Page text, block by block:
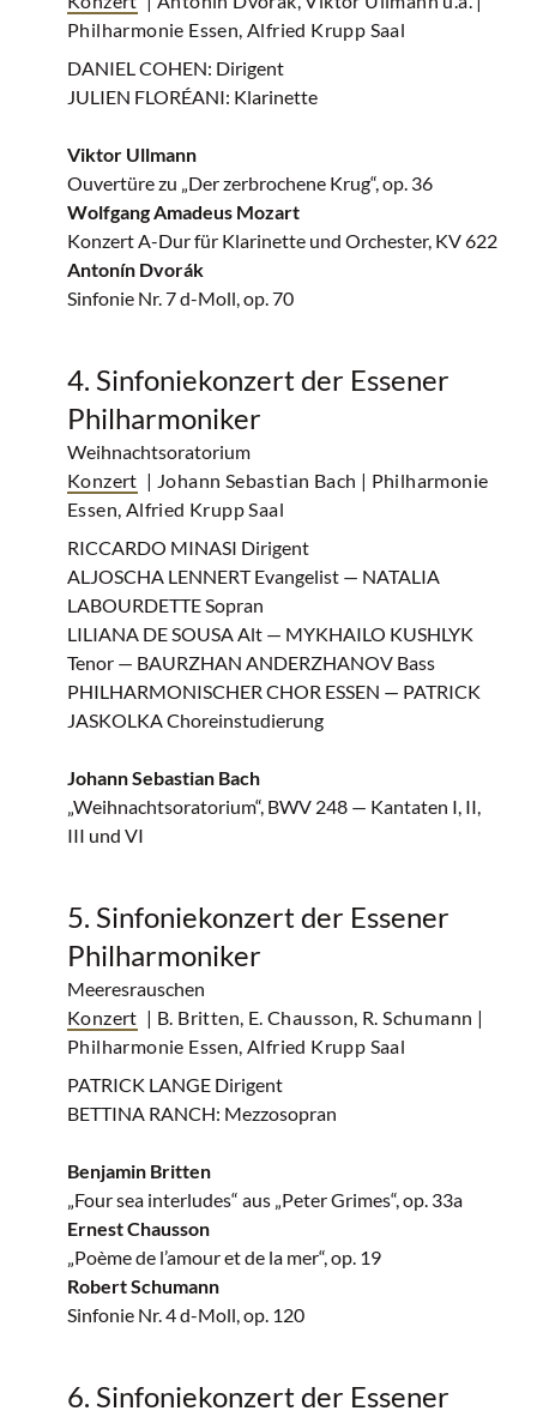
Philharmonie Essen, Alfried Krupp Saal
DANIEL COHEN: Dirigent
JULIEN FLORÉANI: Klarinette
Viktor Ullmann
Ouvertüre zu „Der zerbrochene Krug“, op. 36
Wolfgang Amadeus Mozart
Konzert A-Dur für Klarinette und Orchester, KV 622
Antonín Dvorák
Sinfonie Nr. 7 d-Moll, op. 70
4. Sinfoniekonzert der Essener
Philharmoniker
Weihnachtsoratorium
Konzert | Johann Sebastian Bach | Philharmonie
Essen, Alfried Krupp Saal
RICCARDO MINASI Dirigent
ALJOSCHA LENNERT Evangelist — NATALIA
LABOURDETTE Sopran
LILIANA DE SOUSA Alt — MYKHAILO KUSHLYK
Tenor — BAURZHAN ANDERZHANOV Bass
PHILHARMONISCHER CHOR ESSEN — PATRICK
JASKOLKA Choreinstudierung
Johann Sebastian Bach
„Weihnachtsoratorium“, BWV 248 — Kantaten I, II,
III und VI
5. Sinfoniekonzert der Essener
Philharmoniker
Meeresrauschen
Konzert | B. Britten, E. Chausson, R. Schumann |
Philharmonie Essen, Alfried Krupp Saal
PATRICK LANGE Dirigent
BETTINA RANCH: Mezzosopran
Benjamin Britten
„Four sea interludes“ aus „Peter Grimes“, op. 33a
Ernest Chausson
„Poème de l’amour et de la mer“, op. 19
Robert Schumann
Sinfonie Nr. 4 d-Moll, op. 120
6. Sinfoniekonzert der Essener